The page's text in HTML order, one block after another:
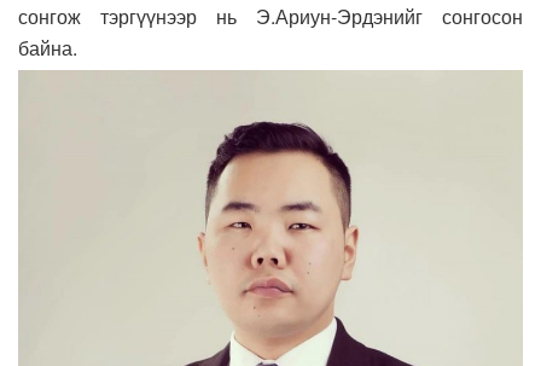
сонгож тэргүүнээр нь Э.Ариун-Эрдэнийг сонгосон
байна.